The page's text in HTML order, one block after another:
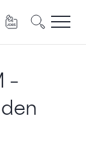
benötigt.
–